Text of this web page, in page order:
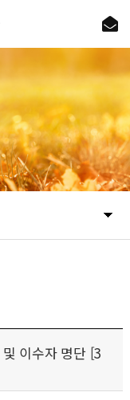
이수자 명단 [3